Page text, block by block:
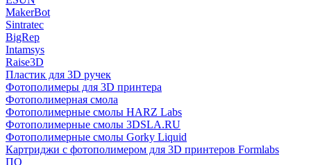
MakerBot
Sintratec
BigRep
Intamsys
Raise3D
Пластик для 3D ручек
Фотополимеры для 3D принтера
Фотополимерная смола
Фотополимерные смолы HARZ Labs
Фотополимерные смолы 3DSLA.RU
Фотополимерные смолы Gorky Liquid
Картриджи с фотополимером для 3D принтеров Formlabs
ПО